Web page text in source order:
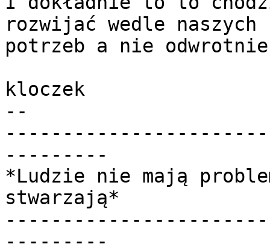
rozwijać wedle naszych
potrzeb a nie
kloczek
--
---------
*Ludzie nie mają
stwarzają*
---------